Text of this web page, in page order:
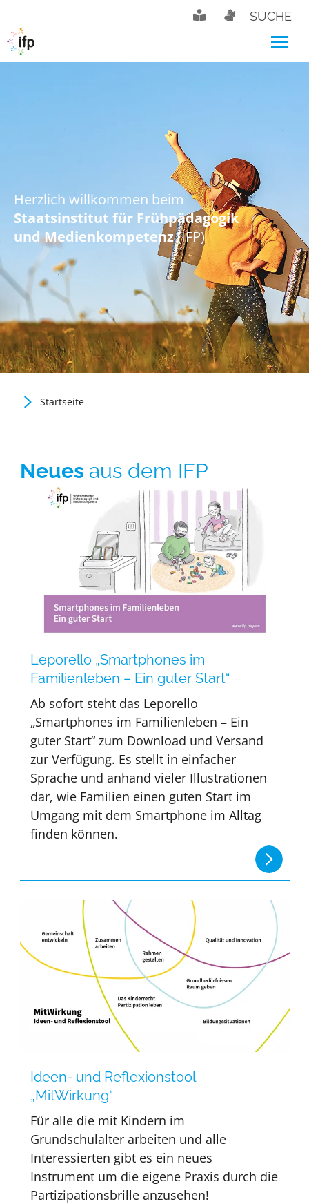
SUCHE
Herzlich willkommen beim
Staatsinstitut für Frühpädagogik
und Medienkompetenz(IFP)
Startseite
Neues aus dem IFP
Leporello „Smartphones im
Familienleben – Ein guter Start“
Ab sofort steht das Leporello
„Smartphones im Familienleben – Ein
guter Start“ zum Download und Versand
zur Verfügung. Es stellt in einfacher
Sprache und anhand vieler Illustrationen
dar, wie Familien einen guten Start im
Umgang mit dem Smartphone im Alltag
finden können.
Ideen- und Reflexionstool
„MitWirkung“
Für alle die mit Kindern im
Grundschulalter arbeiten und alle
Interessierten gibt es ein neues
Instrument um die eigene Praxis durch die
Partizipationsbrille anzusehen!